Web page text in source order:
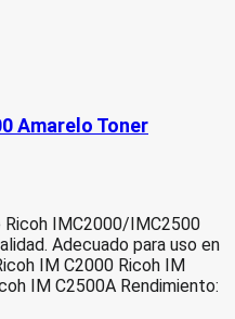
Amarelo Toner
IMC2000/IMC2500
Adecuado para uso en
IM C2000 Ricoh IM
IM C2500A Rendimiento: